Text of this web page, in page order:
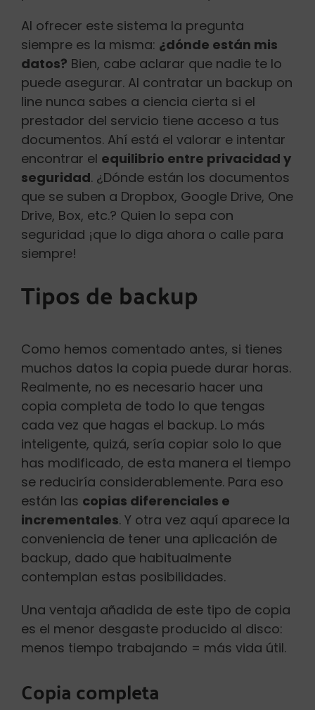
Al ofrecer este sistema la pregunta
siempre es la misma: ¿dónde están mis
datos? Bien, cabe aclarar que nadie te lo
puede asegurar. Al contratar un backup on
line nunca sabes a ciencia cierta si el
prestador del servicio tiene acceso a tus
documentos. Ahí está el valorar e intentar
encontrar el equilibrio entre privacidad y
seguridad. ¿Dónde están los documentos
que se suben a Dropbox, Google Drive, One
Drive, Box, etc.? Quien lo sepa con
seguridad ¡que lo diga ahora o calle para
siempre!
Tipos de backup
Como hemos comentado antes, si tienes
muchos datos la copia puede durar horas.
Realmente, no es necesario hacer una
copia completa de todo lo que tengas
cada vez que hagas el backup. Lo más
inteligente, quizá, sería copiar solo lo que
has modificado, de esta manera el tiempo
se reduciría considerablemente. Para eso
están las copias diferenciales e
incrementales. Y otra vez aquí aparece la
conveniencia de tener una aplicación de
backup, dado que habitualmente
contemplan estas posibilidades.
Una ventaja añadida de este tipo de copia
es el menor desgaste producido al disco:
menos tiempo trabajando = más vida útil.
Copia completa